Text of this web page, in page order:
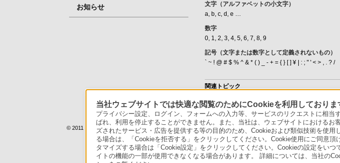
お知らせ
文字（アルファベットの小文字）
a, b, c, d, e …
数字
0, 1, 2, 3, 4, 5, 6, 7, 8, 9
記号（文字または数字として定義されないもの）
` ~ ! @ # $ % ^ & * ( ) _ - + = { } [ ] ¥ | : ; " ' < > , . ? /
関連トピック
© 2011 Sony Corporation
当社ウェブサイトでは快適な閲覧のためにCookieを利用しておりま
プライバシー設定、ログイン、フォームへの入力等、サービスのリクエストに相
ばれ、利用を停止することができません。また、当社は、ウェブサイトにおける
ズされたサービス・広告を提供する等の目的のため、Cookieおよび類似技術を使
る場合は、「Cookieを拒否する」をクリックしてください。Cookie使用にご同意
タマイズする場合は「Cookie設定」をクリックしてください。Cookieの設定をい
イトの機能の一部が使用できなくなる場合があります。 詳細については、当社の